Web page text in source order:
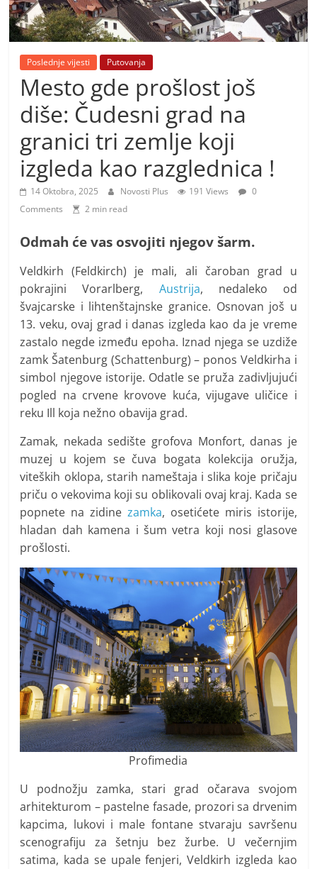
i
t
i
n
i
h
v
i
j
t
Poslednje vijesti Putovanja
Mesto gde prošlost još
diše: Čudesni grad na
granici tri zemlje koji
izgleda kao razglednica !
14 Oktobra, 2025 Novosti Plus 191 Views
0
Comments
2 min read
Odmah će vas osvojiti njegov šarm.
Veldkirh (Feldkirch) je mali, ali čaroban grad u
pokrajini Vorarlberg, Austrija, nedaleko od
švajcarske i lihtenštajnske granice. Osnovan još u
13. veku, ovaj grad i danas izgleda kao da je vreme
zastalo negde između epoha. Iznad njega se uzdiže
zamk Šatenburg (Schattenburg) – ponos Veldkirha i
simbol njegove istorije. Odatle se pruža zadivljujući
pogled na crvene krovove kuća, vijugave uličice i
reku Ill koja nežno obavija grad.
Zamak, nekada sedište grofova Monfort, danas je
muzej u kojem se čuva bogata kolekcija oružja,
viteških oklopa, starih nameštaja i slika koje pričaju
priču o vekovima koji su oblikovali ovaj kraj. Kada se
popnete na zidine zamka, osetićete miris istorije,
hladan dah kamena i šum vetra koji nosi glasove
prošlosti.
Profimedia
U podnožju zamka, stari grad očarava svojom
arhitekturom – pastelne fasade, prozori sa drvenim
kapcima, lukovi i male fontane stvaraju savršenu
scenografiju za šetnju bez žurbe. U večernjim
satima, kada se upale fenjeri, Veldkirh izgleda kao